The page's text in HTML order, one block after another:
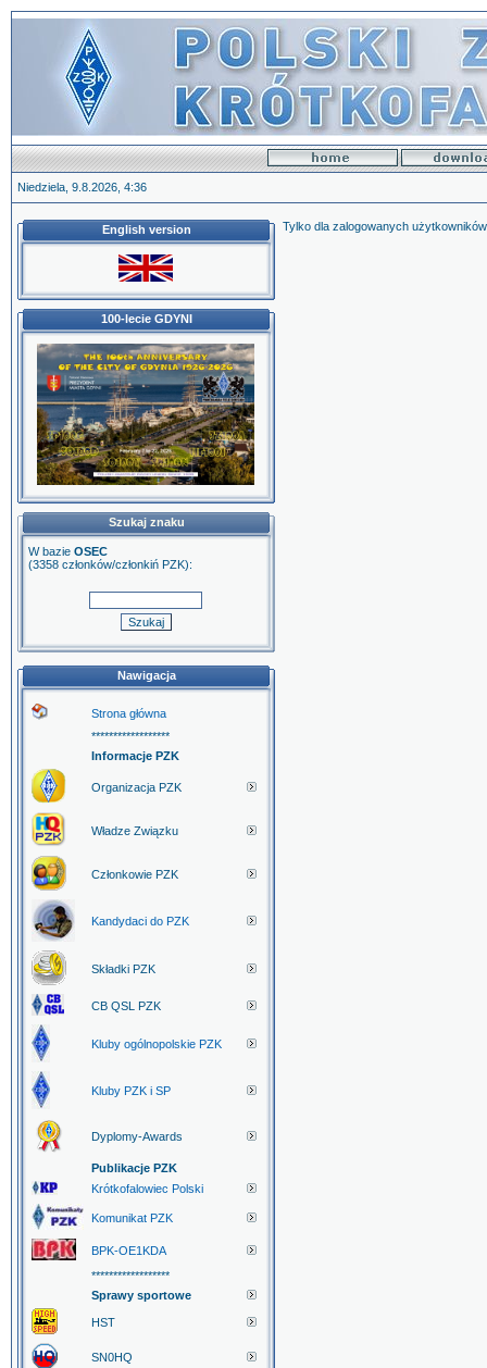
Niedziela, 9.8.2026, 4:36
English version
100-lecie GDYNI
Szukaj znaku
W bazie OSEC
(3358 członków/członkiń PZK):
Nawigacja
Strona główna
******************
Informacje PZK
Organizacja PZK
Władze Związku
Członkowie PZK
Kandydaci do PZK
Składki PZK
CB QSL PZK
Kluby ogólnopolskie PZK
Kluby PZK i SP
Dyplomy-Awards
Publikacje PZK
Krótkofalowiec Polski
Komunikat PZK
BPK-OE1KDA
******************
Sprawy sportowe
HST
SN0HQ
Tylko dla zalogowanych